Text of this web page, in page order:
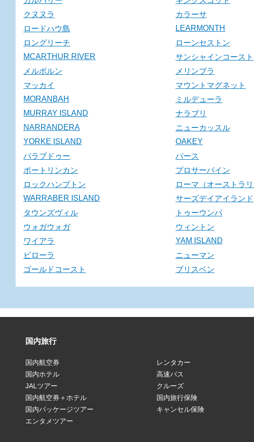
クヌヌラ
カラーサ
ロードハウ島
LEARMONTH
ロングリーチ
ローンセストン
MCARTHUR RIVER
サンシャインコースト
メルボルン
メリンブラ
マッカイ
マウントマグネット
MORANBAH
ミルデューラ
MURRAY ISLAND
ナラブリ
NARRANDERA
ニューカッスル
YORKE ISLAND
OAKEY
パラブドゥー
パース
ポートリンカン
プロサーパイン
ロックハンプトン
ローマ（オーストラリ
WARRABER ISLAND
サーズデイアイランド
タウンズヴィル
トゥーウンバ
ウォガウォガ
ウィントン
ワイアラ
YAM ISLAND
ビローラ
ニューマン
ゴールドコースト
ブリスベン
国内旅行
国内航空券
国内ホテル
JALツアー
国内航空券＋ホテル
国内パッケージツアー
エンタメツアー
レンタカー
高速バス
クルーズ
国内旅行保険
キャンセル保険